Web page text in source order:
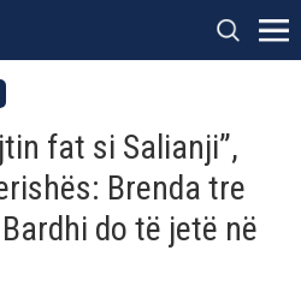
fat si Salianji”,
Brenda tre
do të jetë në